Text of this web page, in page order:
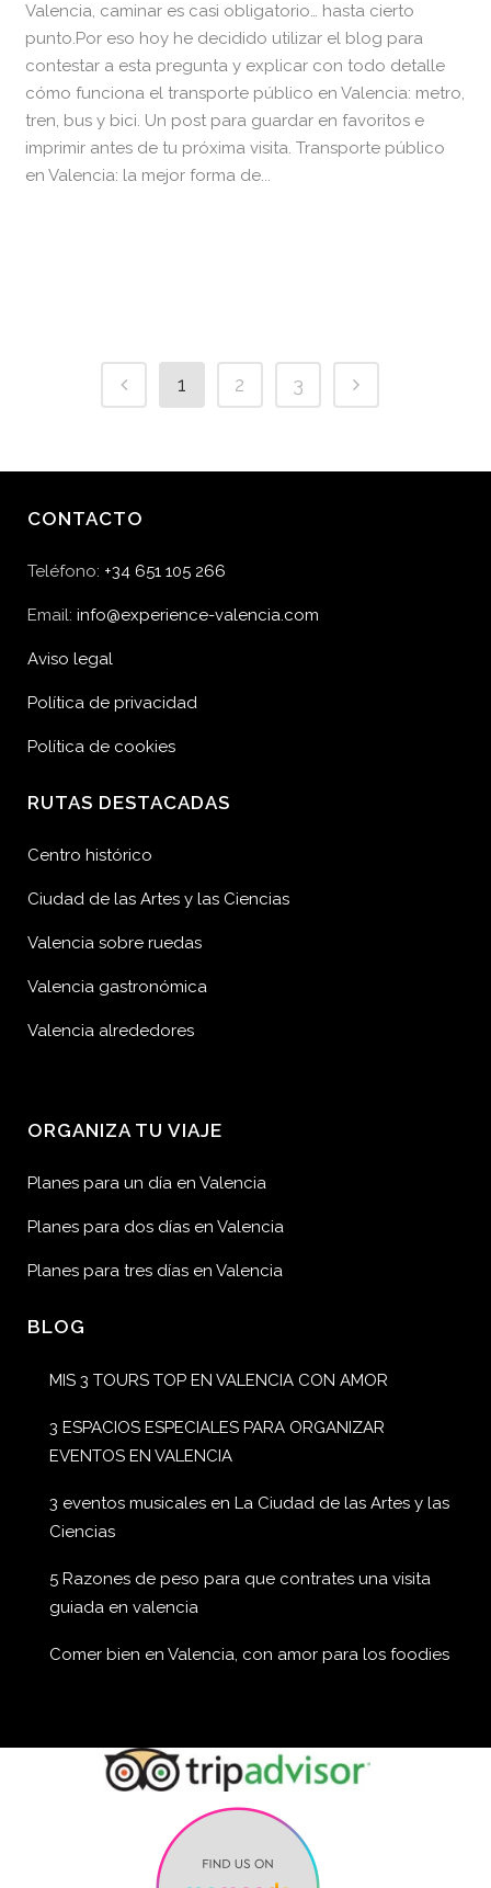
Valencia, caminar es casi obligatorio… hasta cierto
punto.Por eso hoy he decidido utilizar el blog para
contestar a esta pregunta y explicar con todo detalle
cómo funciona el transporte público en Valencia: metro,
tren, bus y bici. Un post para guardar en favoritos e
imprimir antes de tu próxima visita. Transporte público
en Valencia: la mejor forma de...
1 2 3
CONTACTO
Teléfono: +34 651 105 266
Email: info@experience-valencia.com
Aviso legal
Política de privacidad
Política de cookies
RUTAS DESTACADAS
Centro histórico
Ciudad de las Artes y las Ciencias
Valencia sobre ruedas
Valencia gastronómica
Valencia alrededores
ORGANIZA TU VIAJE
Planes para un día en Valencia
Planes para dos días en Valencia
Planes para tres días en Valencia
BLOG
MIS 3 TOURS TOP EN VALENCIA CON AMOR
3 ESPACIOS ESPECIALES PARA ORGANIZAR
EVENTOS EN VALENCIA
3 eventos musicales en La Ciudad de las Artes y las
Ciencias
5 Razones de peso para que contrates una visita
guiada en valencia
Comer bien en Valencia, con amor para los foodies